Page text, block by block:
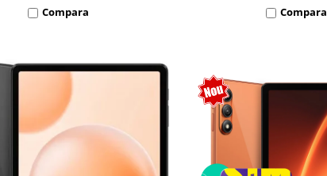
Compara Compara